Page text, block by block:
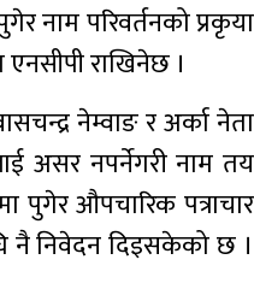
नाम परिवर्तनको प्रकृया
राखिनेछ ।
नेम्वाङ र अर्का नेता
असर नपर्नेगरी नाम तय
औपचारिक पत्राचार
नै निवेदन दिइसकेको छ ।